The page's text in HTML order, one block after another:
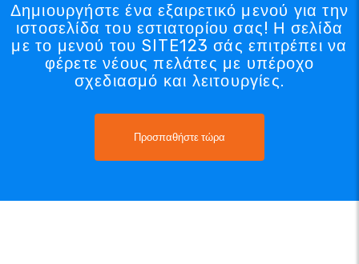
Δημιουργήστε ένα εξαιρετικό μενού για την
ιστοσελίδα του εστιατορίου σας! Η σελίδα
με το μενού του SITE123 σάς επιτρέπει να
φέρετε νέους πελάτες με υπέροχο
σχεδιασμό και λειτουργίες.
Προσπαθήστε τώρα